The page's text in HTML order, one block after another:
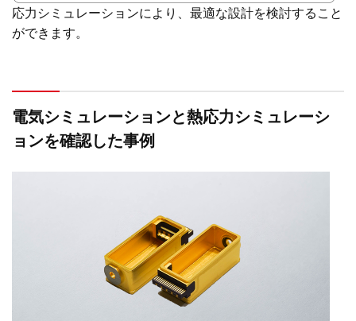
応力シミュレーションにより、最適な設計を検討すること
ができます。
電気シミュレーションと熱応力シミュレーシ
ョンを確認した事例